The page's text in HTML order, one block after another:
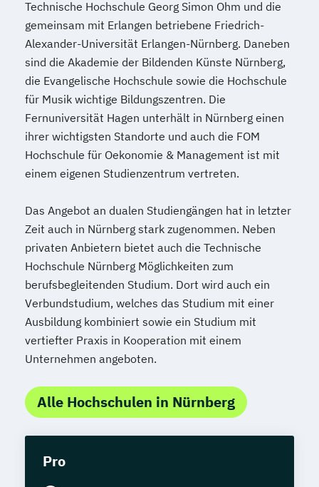
BWL | Veranstaltungsmanagement
BWL | Versicherungen
BWL | Wirtschaftsprüfung
Soziale Arbeit & Management
Soziale Arbeit & Management & Coaching
Technische Hochschule Georg Simon Ohm und die
gemeinsam mit Erlangen betriebene Friedrich-
Alexander-Universität Erlangen-Nürnberg. Daneben
sind die Akademie der Bildenden Künste Nürnberg,
die Evangelische Hochschule sowie die Hochschule
für Musik wichtige Bildungszentren. Die
Fernuniversität Hagen unterhält in Nürnberg einen
ihrer wichtigsten Standorte und auch die FOM
Hochschule für Oekonomie & Management ist mit
einem eigenen Studienzentrum vertreten.
Das Angebot an dualen Studiengängen hat in letzter
Zeit auch in Nürnberg stark zugenommen. Neben
privaten Anbietern bietet auch die Technische
Hochschule Nürnberg Möglichkeiten zum
berufsbegleitenden Studium. Dort wird auch ein
Verbundstudium, welches das Studium mit einer
Ausbildung kombiniert sowie ein Studium mit
vertiefter Praxis in Kooperation mit einem
Unternehmen angeboten.
Alle Hochschulen in Nürnberg
Pro